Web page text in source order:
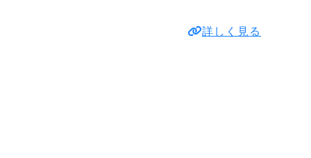
詳しく見る